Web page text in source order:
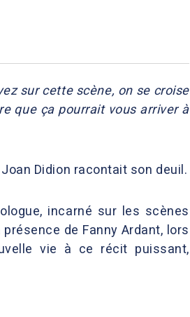
sur cette scène, on se croise
que ça pourrait vous arriver à
Didion racontait son deuil.
incarné sur les scènes
de Fanny Ardant, lors
vie à ce récit puissant,